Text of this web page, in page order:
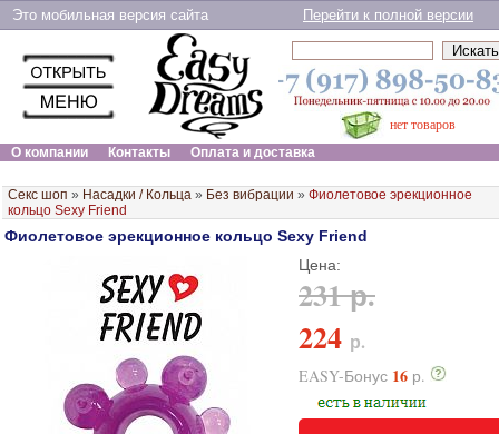
Это мобильная версия сайта Перейти к полной версии
нет товаров
О компании
Контакты Оплата и доставка
Секс шоп » Насадки / Кольца » Без вибрации » Фиолетовое эрекционное
кольцо Sexy Friend
Фиолетовое эрекционное кольцо Sexy Friend
Цена:
231 р.
224 р.
EASY-Бонус 16 р.